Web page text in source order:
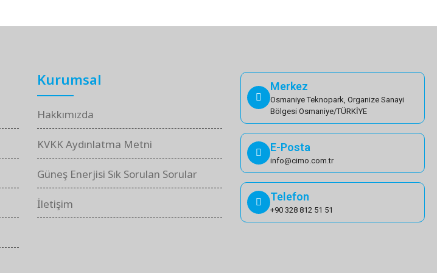
Kurumsal
Hakkımızda
KVKK Aydınlatma Metni
Güneş Enerjisi Sık Sorulan Sorular
İletişim
Merkez
Osmaniye Teknopark, Organize Sanayi
Bölgesi Osmaniye/TÜRKİYE
E-Posta
info@cimo.com.tr
Telefon
+90 328 812 51 51